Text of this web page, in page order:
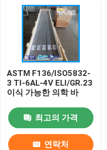
ASTM F136/ISO5832-
3 TI-6AL-4V ELI/GR.23
이식 가능한 의학 바
최고의 가격
연락처